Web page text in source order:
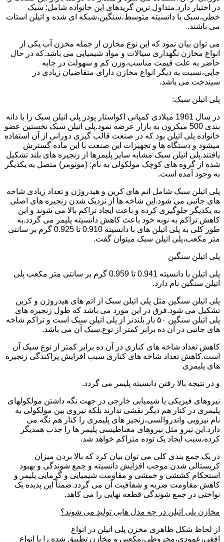
در اختیار دارد.متداول ترین گریدهای این خانواده شامل: سبک
خطی،سبک با دانسیته متوسط،سنگین،شبکه ای شده و اتیلن استات
می باشند.
می توان بیان نمود که این نوع مخازن از جمله مخزن آب یکی از
انواع مخازن نگهداری سیالات و مواد شیمیایی می باشد.که در حال
حاضر به علت قیمت مناسب،وزن کم و سهولت در جابه
جایی،نسبت به دیگر انواع مخازن دارای متقاضیان زیادی در
سیندخت می باشد.
پلی اتیلن سبک:
در سال 1961 میلادی کمپانی اکواستار پودر پلی اتیلن سبک را با دانه
بندی 500 میکرون به بازار عرضه نمود.پلی اتیلن سبک نخستین عضو
خانواده پلی اتیلن بود که در صنعت قالب گیری دورانی از آن استفاده
میشود و دستگاه ها و تجهیزات این صنعت با این ماده گسترش
یافتند.پلی اتیلن سبک مشابه سایر پلیمرها از زنجیره های بلند تشکیل
شده از گروه های کوچک مولکولی به نام: (مونومر) متصل به یکدیگر
به وجود آمده است.
پلی اتیلن سبک شامل اتم های کربن و هیدروژن و تعداد زیادی شاخه
های جانبی می شود.این شاخه ها از نزدیک شدن زنجیره های اصلی
به یکدیگر جلوگیری کرده و باعث ایجاد تراکم بالا می شوند و این
کاهش تراکم به نوبه خود باعث کاهش دانسیته پلیمر می گردد.به
طور کلی به پلی اتیلن های با دانسیته 0.910 تا 0.925 گرم بر سانتی
متر مکعب،پلی اتیلن سبک میتوان گفت.
پلی اتیلن سنگین
پلی اتیلن با دانسیته 0.941 تا 0.959 گرم بر سانتی متر مکعب پلی
اتیلن سنگین نام دارد.
پلی اتیلن سنگین مثل پلی اتیلن سبک از اتم های هیدروژن و کربن
تشکیل می شود.فرق در این مورد می باشد که طول زنجیره های
پلی اتیلن سنگین ۵۰ بار بلندتر از پلی اتیلن سبک است و تراکم شاخه
های جانبی در آن ده برابر کمتر از نوع.سبک آن می باشد.
کاهش تعداد شاخه های کناری در آن ده برابر کمتر از نوع سبک آن
است.کاهش تعداد شاخه های کناری سبب افزایش پراکندگی زنجیره
های پلیمری
و در نتیجه بالا رفتن دانسیته پلیمر می گردد.
نیروهای فیزیکی یا شیمیایی خارجی در جهت نگه داشتن مولکولهای
پلیمری در کنار هم دیگر نقشی ندارند بلکه نیروی بین مولکولی به
نام نیرویی واندروالسی،زنجیر های پلیمری را کنار هم نگه می
دارد.این نیرو مثل نیروهای مغناطیسی پلیمر ها را جذب همدیگر
کرده،سبب ایجاد یک توده متراکم خواهد شد.
در یک جمع بندی کلی می توان بیان کرد که بالا بردن میزان
کریستالی شدن موجب افزایش دانسیته و جمع شوندگی و بهبود
استحکام کششی و خمشی و مقاومت شیمیایی و گرمایی پلیمر و
کاهش مقاومت ضربه و شفافیت آن می گردد.ضمناً این پدیده یک
نواختی در جمع شوندگی قطعه نهایی را می کاهد.
مخازن پلی اتیلن در چه مدل هایی تولید می شوند؟
از لحاظ شکل ظاهری مخزن پلی اتیلن در انواع
افقی،عمودی،مخروطی،مکعبی و مخازن تطبیق شده را با انواع